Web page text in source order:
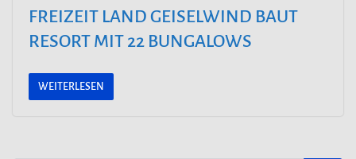
FREIZEIT LAND GEISELWIND BAUT
RESORT MIT 22 BUNGALOWS
WEITERLESEN